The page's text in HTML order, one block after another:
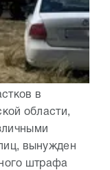
в
области,
вынужден
штрафа